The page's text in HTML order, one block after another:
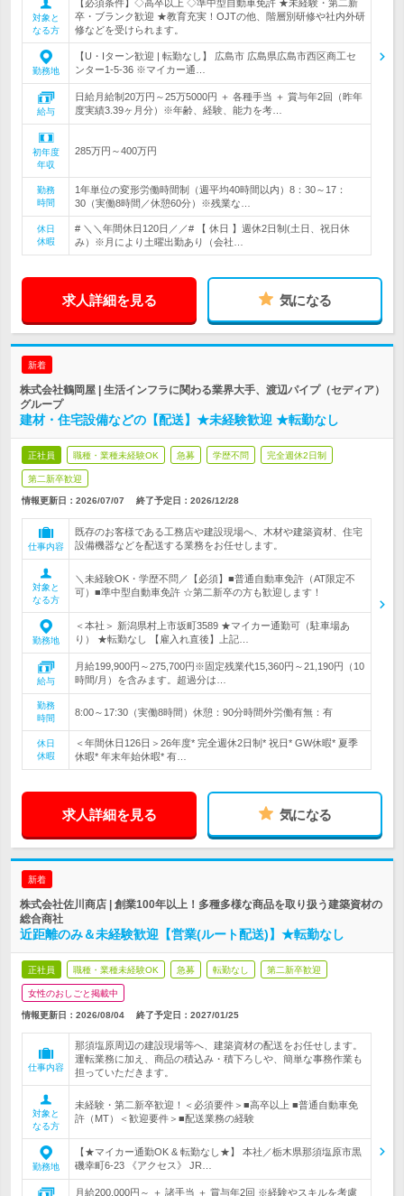
対象と
なる方
【必須条件】◇高卒以上 ◇準中型自動車免許 ★未経験・第二新
卒・ブランク歓迎 ★教育充実！OJTの他、階層別研修や社内外研
修などを受けられます。
勤務地
【U・Iターン歓迎 | 転勤なし】 広島市 広島県広島市西区商工セ
ンター1-5-36 ※マイカー通…
給与
日給月給制20万円～25万5000円 ＋ 各種手当 ＋ 賞与年2回（昨年
度実績3.39ヶ月分）※年齢、経験、能力を考…
初年度
年収
285万円～400万円
勤務
時間
1年単位の変形労働時間制（週平均40時間以内）8：30～17：
30（実働8時間／休憩60分）※残業な…
休日
休暇
# ＼＼年間休日120日／／# 【 休日 】週休2日制(土日、祝日休
み）※月により土曜出勤あり（会社…
求人詳細を見る 気になる
新着
株式会社鶴岡屋 | 生活インフラに関わる業界大手、渡辺パイプ（セディア）
グループ
建材・住宅設備などの【配送】★未経験歓迎 ★転勤なし
正社員 職種・業種未経験OK 急募 学歴不問 完全週休2日制
第二新卒歓迎
情報更新日：2026/07/07 終了予定日： 2026/12/28
仕事内容
既存のお客様である工務店や建設現場へ、木材や建築資材、住宅
設備機器などを配送する業務をお任せします。
対象と
なる方
＼未経験OK・学歴不問／【必須】■普通自動車免許（AT限定不
可）■準中型自動車免許 ☆第二新卒の方も歓迎します！
勤務地
＜本社＞ 新潟県村上市坂町3589 ★マイカー通勤可（駐車場あ
り） ★転勤なし 【雇入れ直後】上記…
給与
月給199,900円～275,700円※固定残業代15,360円～21,190円（10
時間/月）を含みます。超過分は…
勤務
時間
8:00～17:30（実働8時間）休憩：90分時間外労働有無：有
休日
休暇
＜年間休日126日＞26年度* 完全週休2日制* 祝日* GW休暇* 夏季
休暇* 年末年始休暇* 有…
求人詳細を見る 気になる
新着
株式会社佐川商店 | 創業100年以上！多種多様な商品を取り扱う建築資材の
総合商社
近距離のみ＆未経験歓迎【営業(ルート配送)】★転勤なし
正社員 職種・業種未経験OK 急募 転勤なし 第二新卒歓迎
女性のおしごと掲載中
情報更新日：2026/08/04 終了予定日： 2027/01/25
仕事内容
那須塩原周辺の建設現場等へ、建築資材の配送をお任せします。
運転業務に加え、商品の積込み・積下ろしや、簡単な事務作業も
担っていただきます。
対象と
なる方
未経験・第二新卒歓迎！＜必須要件＞■高卒以上 ■普通自動車免
許（MT）＜歓迎要件＞■配送業務の経験
勤務地
【★マイカー通勤OK & 転勤なし★】 本社／栃木県那須塩原市黒
磯幸町6-23 《アクセス》 JR…
月給200,000円～ ＋ 諸手当 ＋ 賞与年2回 ※経験やスキルを考慮